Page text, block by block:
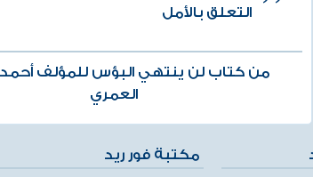
التعلق بالأمل
من كتاب لن ينتهي البؤس للمؤلف
العمري
مكتبة فور ريد